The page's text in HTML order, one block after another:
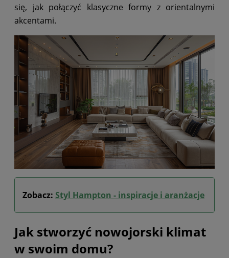
się, jak połączyć klasyczne formy z orientalnymi
akcentami.
Zobacz: Styl Hampton - inspiracje i aranżacje
Jak stworzyć nowojorski klimat
w swoim domu?